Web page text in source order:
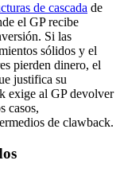
de cascada de
el GP recibe
Si las
sólidos y el
pierden dinero, el
justifica su
exige al GP devolver
casos,
de clawback.